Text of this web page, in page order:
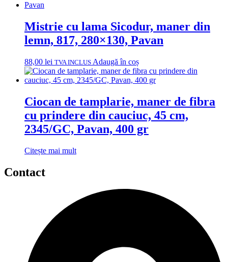
Mistrie cu lama Sicodur, maner din
lemn, 817, 280×130, Pavan
88,00 lei TVA INCLUS Adaugă în coș
Ciocan de tamplarie, maner de fibra
cu prindere din cauciuc, 45 cm,
2345/GC, Pavan, 400 gr
Citește mai mult
Contact